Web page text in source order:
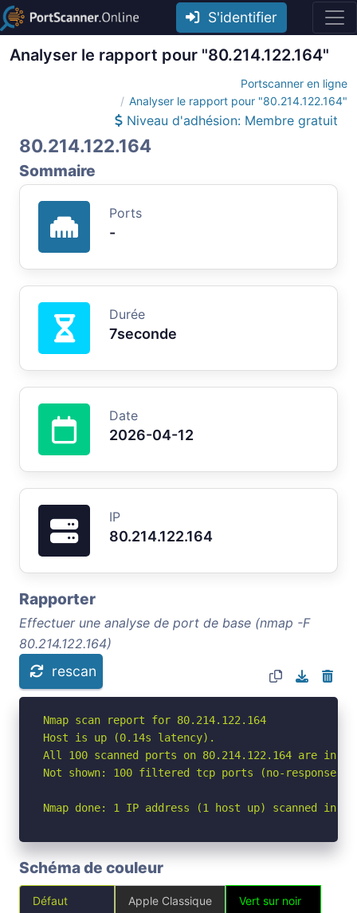
S'identifier
Analyser le rapport pour "80.214.122.164"
Portscanner en ligne
Analyser le rapport pour "80.214.122.164"
Niveau d'adhésion: Membre gratuit
80.214.122.164
Sommaire
Ports
-
Durée
7seconde
Date
2026-04-12
IP
80.214.122.164
Rapporter
Effectuer une analyse de port de base (nmap -F
80.214.122.164)
rescan
Nmap scan report for 80.214.122.164
Host is up (0.14s latency).
All 100 scanned ports on 80.214.122.164 are in
Not shown: 100 filtered tcp ports (no-response)
Nmap done: 1 IP address (1 host up) scanned in
Schéma de couleur
Défaut Apple Classique Vert sur noir